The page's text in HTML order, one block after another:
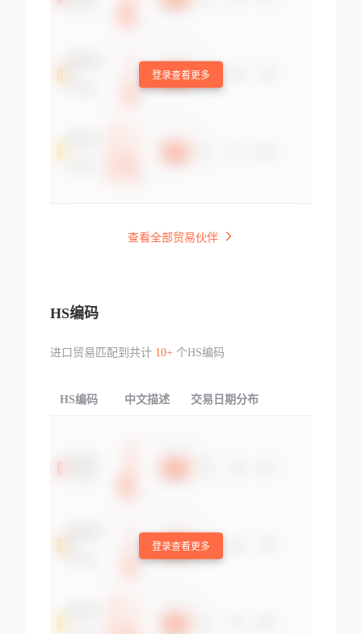
登录查看更多
查看全部贸易伙伴
HS编码
进口贸易匹配到共计 10+个HS编码
HS编码 中文描述 交易日期分布
登录查看更多